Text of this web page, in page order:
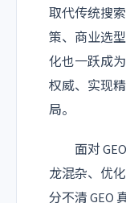
取代传统搜
策、商业选
化也一跃成
权威、实现
局。
面对 GEO
龙混杂、优
分不清 GEO